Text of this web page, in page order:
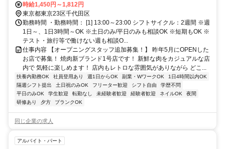
葉原1番口徒歩約1分、都営新宿線 岩本町A4口徒歩約4分
時給1,450円～1,812円
東京都東京23区千代田区
勤務時間 ・勤務時間： [1] 13:00～23:00 シフトサイクル：2週間 ※週
1日～、1日3時間～OK ※土日のみ/平日のみも相談OK ※短期もOK ※
テスト・旅行等で働けない週も相談O...
仕事内容 【オープニングスタッフ追加募集！】 昨年5月にOPENした
お店で募集！ 焼肉新ブランド1号店です！ 新鮮な肉をカジュアルな店
内で 気軽に楽しめます！ 店内もレトロな雰囲気がありながら どこ...
扶養内勤務OK 社員登用あり 週1日からOK 副業・WワークOK
1日4時間以内OK
隔週シフト提出
土日祝のみOK フリーター歓迎 シフト自由
学歴不問
平日のみOK
学生歓迎 転勤なし 未経験者歓迎 経験者歓迎 ネイルOK
夜間
研修あり
夕方 ブランクOK
同じ企業の求人
アルバイト・パート